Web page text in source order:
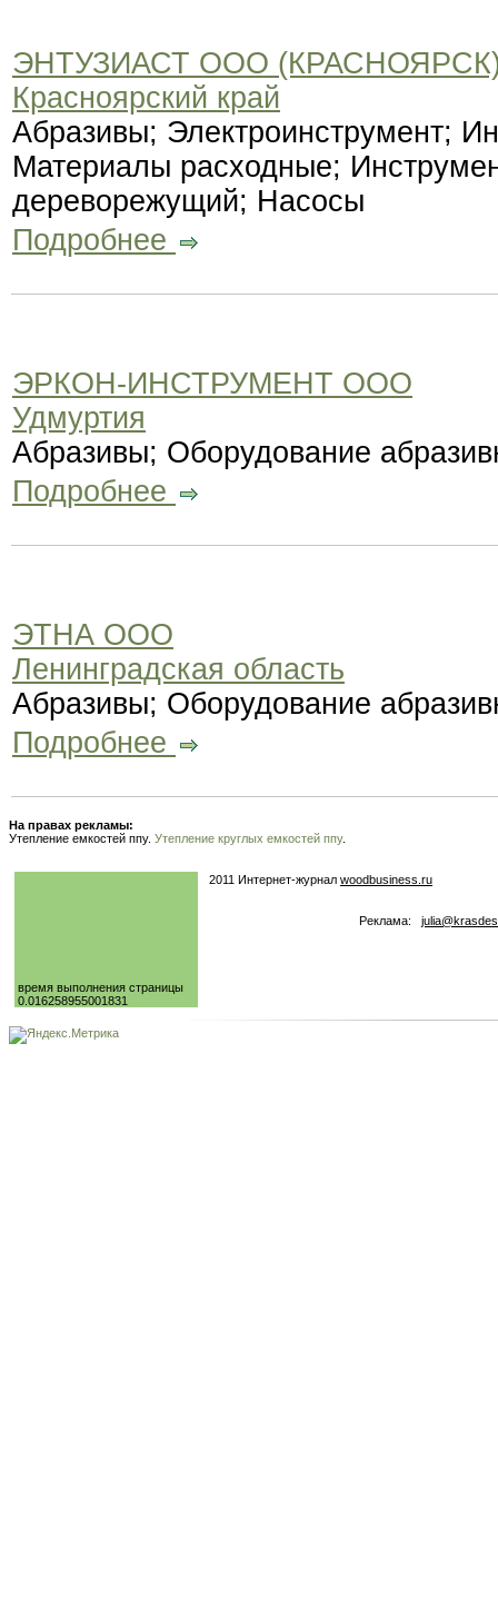
ЭНТУЗИАСТ ООО
Красноярский край
Абразивы; Электроинструмент;
Материалы расходные;
дереворежущий; Насосы
Подробнее
ЭРКОН-ИНСТРУМЕНТ ООО
Удмуртия
Абразивы; Оборудование
Подробнее
ЭТНА ООО
Ленинградская область
Абразивы; Оборудование
Подробнее
На правах рекламы:
Утепление емкостей ппу. Утепление круглых емкостей ппу.
время выполнения страницы
0.016258955001831
2011 Интернет-журнал woodbusiness.ru
Реклама: